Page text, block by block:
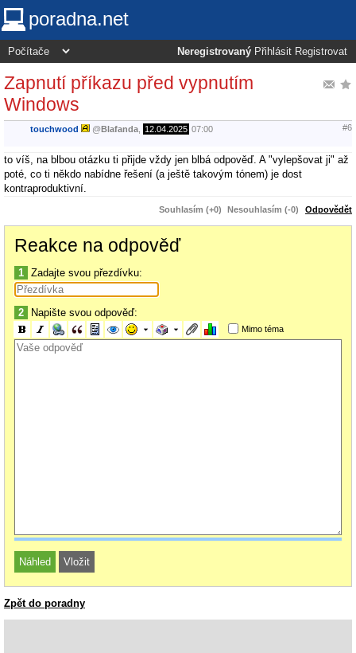
poradna.net
Neregistrovaný Přihlásit Registrovat
Zapnutí příkazu před vypnutím
Windows
touchwood @Blafanda 12.04.2025 07:00 #6
to víš, na blbou otázku ti přijde vždy jen blbá odpověď. A "vylepšovat ji" až
poté, co ti někdo nabídne řešení (a ještě takovým tónem) je dost
kontraproduktivní.
Souhlasím (+0) Nesouhlasím (-0) Odpovědět
Reakce na odpověď
1 Zadajte svou přezdívku:
2 Napište svou odpověď:
Mimo téma
Zpět do poradny